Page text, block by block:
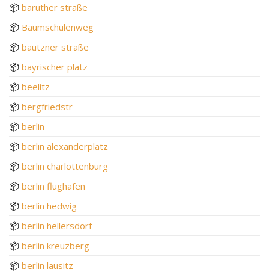
📦 baruther straße
📦 Baumschulenweg
📦 bautzner straße
📦 bayrischer platz
📦 beelitz
📦 bergfriedstr
📦 berlin
📦 berlin alexanderplatz
📦 berlin charlottenburg
📦 berlin flughafen
📦 berlin hedwig
📦 berlin hellersdorf
📦 berlin kreuzberg
📦 berlin lausitz